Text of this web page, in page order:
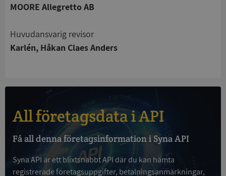
MOORE Allegretto AB
Huvudansvarig revisor
Karlén, Håkan Claes Anders
All företagsdata i API
Få all denna företagsinformation i Syna API
Syna API är ett blixtsnabbt API där du kan hämta
registrerade företagsuppgifter, betalningsanmärkningar,
kärnwebbplatsfunktioner som användarinloggning
och kontohantering. Webbplatsen kan inte
Namn